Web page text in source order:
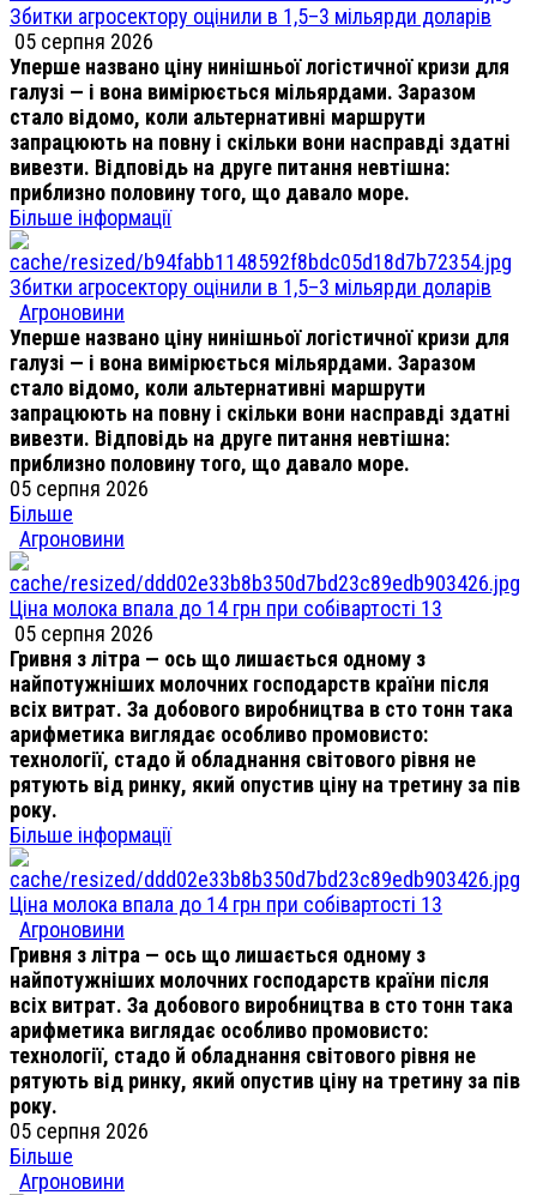
Збитки агросектору оцінили в 1,5–3 мільярди доларів
05 серпня 2026
Уперше названо ціну нинішньої логістичної кризи для
галузі — і вона вимірюється мільярдами. Заразом
стало відомо, коли альтернативні маршрути
запрацюють на повну і скільки вони насправді здатні
вивезти. Відповідь на друге питання невтішна:
приблизно половину того, що давало море.
Більше інформації
Збитки агросектору оцінили в 1,5–3 мільярди доларів
Агроновини
Уперше названо ціну нинішньої логістичної кризи для
галузі — і вона вимірюється мільярдами. Заразом
стало відомо, коли альтернативні маршрути
запрацюють на повну і скільки вони насправді здатні
вивезти. Відповідь на друге питання невтішна:
приблизно половину того, що давало море.
05 серпня 2026
Більше
Агроновини
Ціна молока впала до 14 грн при собівартості 13
05 серпня 2026
Гривня з літра — ось що лишається одному з
найпотужніших молочних господарств країни після
всіх витрат. За добового виробництва в сто тонн така
арифметика виглядає особливо промовисто:
технології, стадо й обладнання світового рівня не
рятують від ринку, який опустив ціну на третину за пів
року.
Більше інформації
Ціна молока впала до 14 грн при собівартості 13
Агроновини
Гривня з літра — ось що лишається одному з
найпотужніших молочних господарств країни після
всіх витрат. За добового виробництва в сто тонн така
арифметика виглядає особливо промовисто:
технології, стадо й обладнання світового рівня не
рятують від ринку, який опустив ціну на третину за пів
року.
05 серпня 2026
Більше
Агроновини